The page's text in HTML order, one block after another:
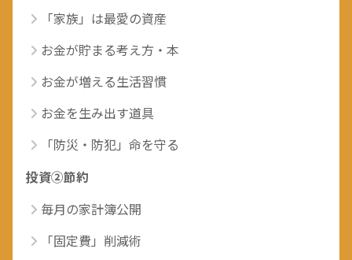
「家族」は最愛の資産
お金が貯まる考え方・本
お金が増える生活習慣
お金を生み出す道具
「防災・防犯」命を守る
投資②節約
毎月の家計簿公開
「固定費」削減術